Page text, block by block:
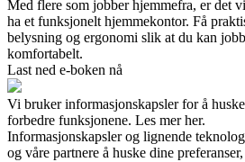
Med flere som jobber hjemmefra, er det
ha et funksjonelt hjemmekontor. Få
belysning og ergonomi slik at du kan
komfortabelt.
Last ned e-boken nå
Vi bruker informasjonskapsler for å
forbedre funksjonene. Les mer her.
Informasjonskapsler og lignende
og våre partnere å huske dine